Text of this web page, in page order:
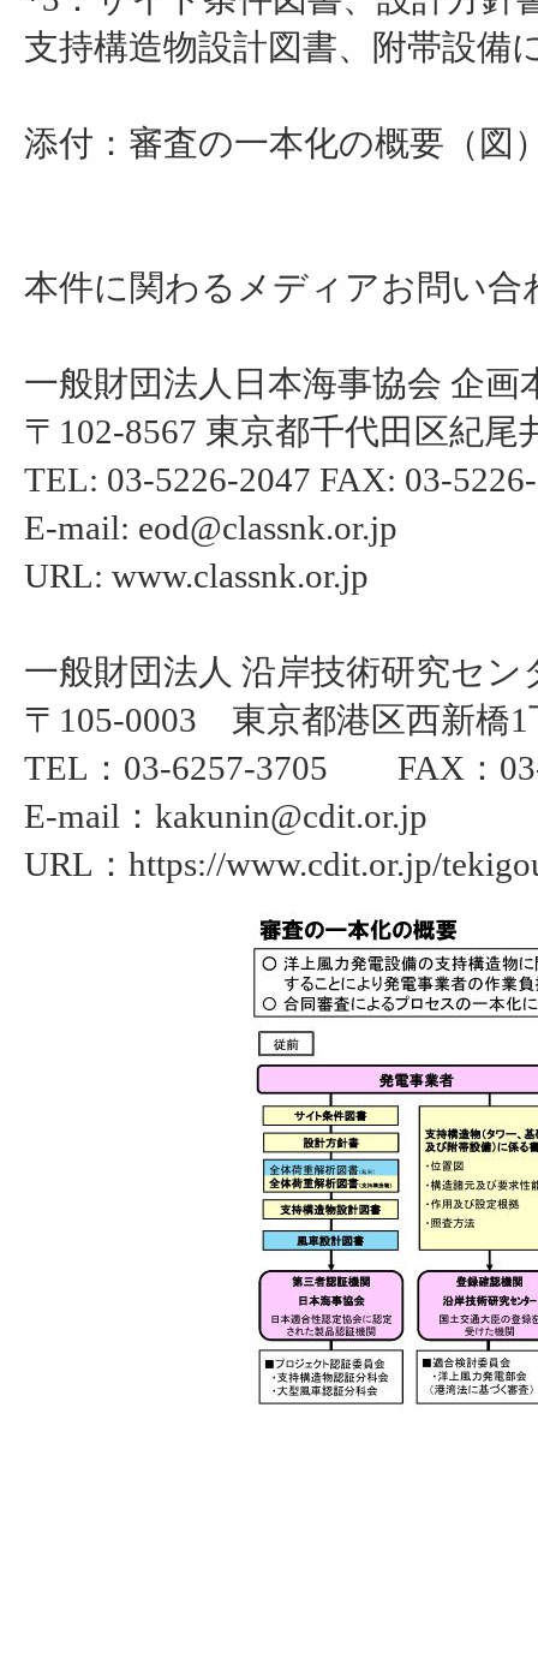
支持構造物設計図書、附帯設備
添付：審査の一本化の概要（図
本件に関わるメディアお問い合
一般財団法人日本海事協会 企画
〒102-8567 東京都千代田区紀尾
TEL: 03-5226-2047 FAX: 03-
E-mail: eod@classnk.or.jp
URL: www.classnk.or.jp
一般財団法人 沿岸技術研究セン
〒105-0003 東京都港区西新橋
TEL：03-6257-3705 FAX：
E-mail：kakunin@cdit.or.jp
URL：https://www.cdit.or.jp/